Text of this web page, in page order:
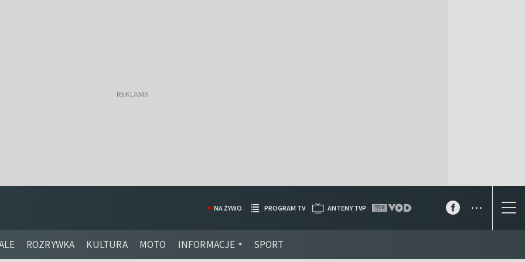
ROZRYWKA KULTURA MOTO INFORMACJE SPORT
NA ŻYWO PROGRAM TV ANTENY TVP ...